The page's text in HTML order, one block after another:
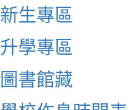
新生專區
升學專區
圖書館藏